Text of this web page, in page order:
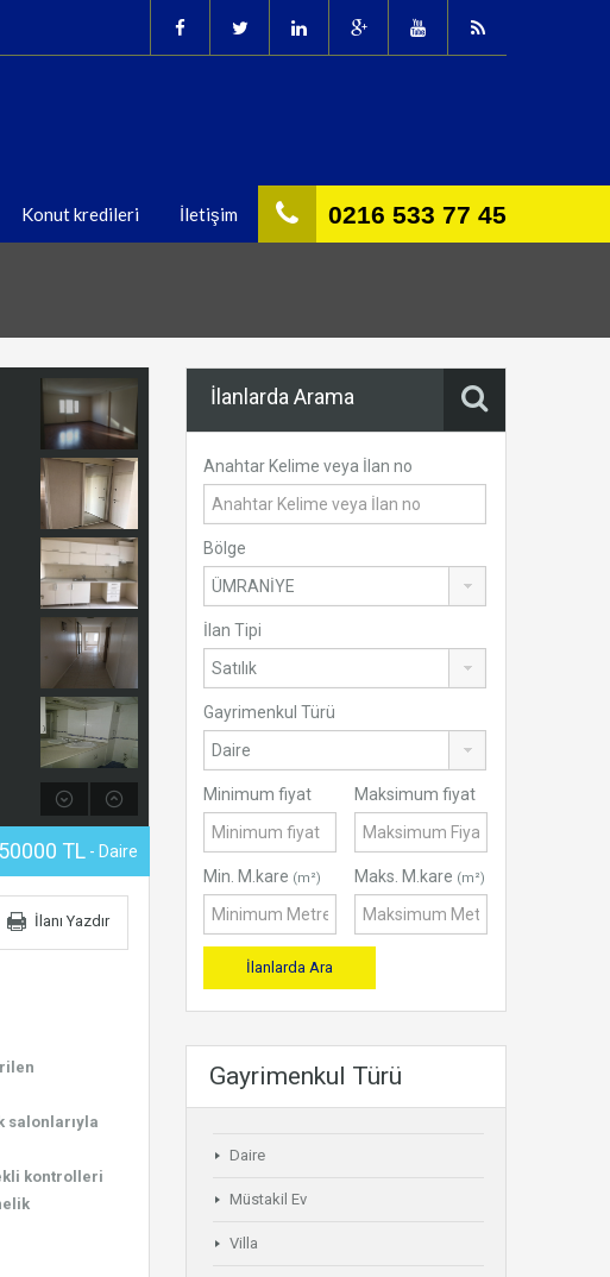
0216 533 77 45
Konut kredileri İletişim
TL - Daire
İlanı Yazdır
salonlarıyla
kontrolleri
İlanlarda Arama
Anahtar Kelime veya İlan no
Bölge
İlan Tipi
Gayrimenkul Türü
Minimum fiyat Maksimum fiyat
Min. M.kare (m²) Maks. M.kare (m²)
Gayrimenkul Türü
Daire
Müstakil Ev
Villa